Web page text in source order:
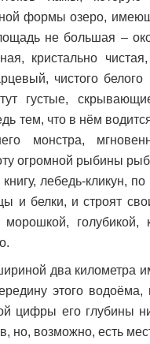
формы озеро,
не большая ‒
кристально
чистого
густые,
тем, что в нём
монстра,
огромной рыбины
лебедь-кликун,
и белки, и строят
голубикой,
два километра
этого
цифры его глубины
но, возможно, есть